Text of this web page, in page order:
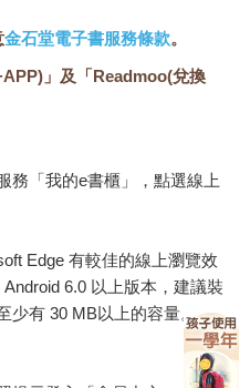
制大學畢業的人數正式超過男
女性還不斷設立更高的目標；
求學士後的學位，以便取得更
專業學位，比前四十年多出
都維持在30%左右。有計畫地
不斷增加，這些持續努力的成
。
潮以來人數最多的一群。80%
性都至少生過一個小孩，領養
約只有73%的大學畢業女性，
女。換句話說，1970年代誕生
生的大學畢業女性有較高的生
事業和家庭的女性，較以往任
金石堂電子書服務條款。
」及「Readmoo(兌換
「我的e書櫃」，點選線上
Edge 有較佳的線上瀏覽效
6.0 以上版本，建議裝
少有 30 MB以上的容量。